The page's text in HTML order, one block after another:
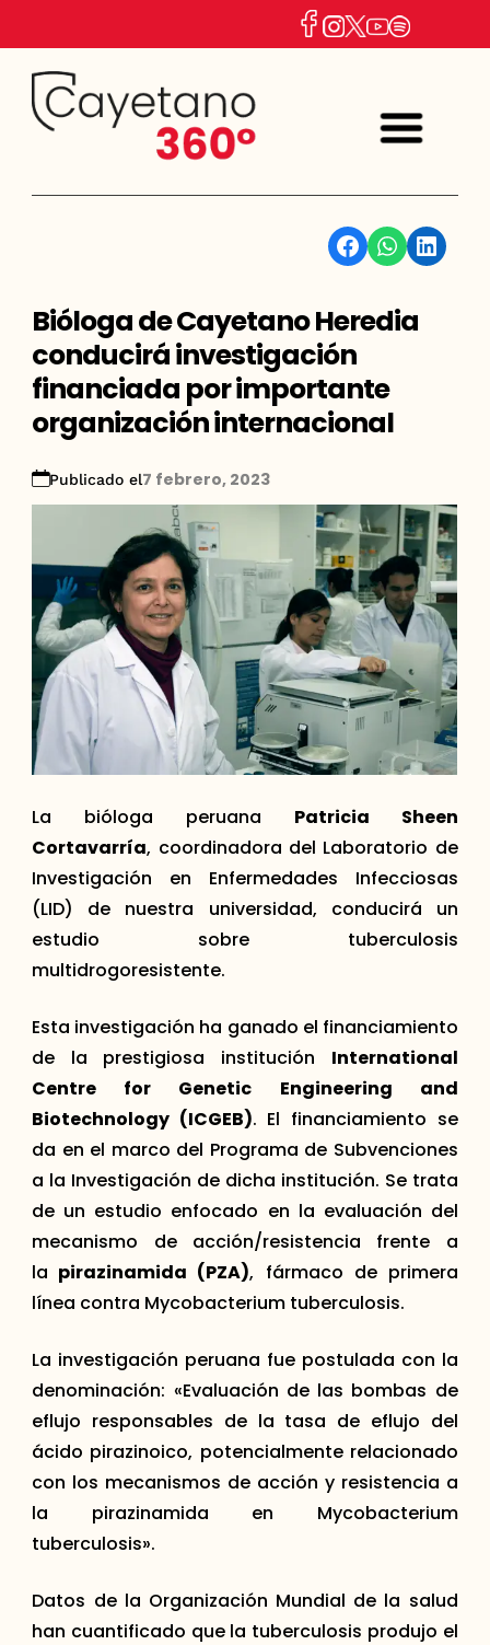
Facebook WhatsApp Linkedin
Bióloga de Cayetano Heredia
conducirá investigación
financiada por importante
organización internacional
Publicado el7 febrero, 2023
La bióloga peruana Patricia Sheen
Cortavarría, coordinadora del Laboratorio de
Investigación en Enfermedades Infecciosas
(LID) de nuestra universidad, conducirá un
estudio sobre tuberculosis
multidrogoresistente.
Esta investigación ha ganado el financiamiento
de la prestigiosa institución International
Centre for Genetic Engineering and
Biotechnology (ICGEB). El financiamiento se
da en el marco del Programa de Subvenciones
a la Investigación de dicha institución. Se trata
de un estudio enfocado en la evaluación del
mecanismo de acción/resistencia frente a
la pirazinamida (PZA), fármaco de primera
línea contra Mycobacterium tuberculosis.
La investigación peruana fue postulada con la
denominación: «Evaluación de las bombas de
eflujo responsables de la tasa de eflujo del
ácido pirazinoico, potencialmente relacionado
con los mecanismos de acción y resistencia a
la pirazinamida en Mycobacterium
tuberculosis».
Datos de la Organización Mundial de la salud
han cuantificado que la tuberculosis produjo el